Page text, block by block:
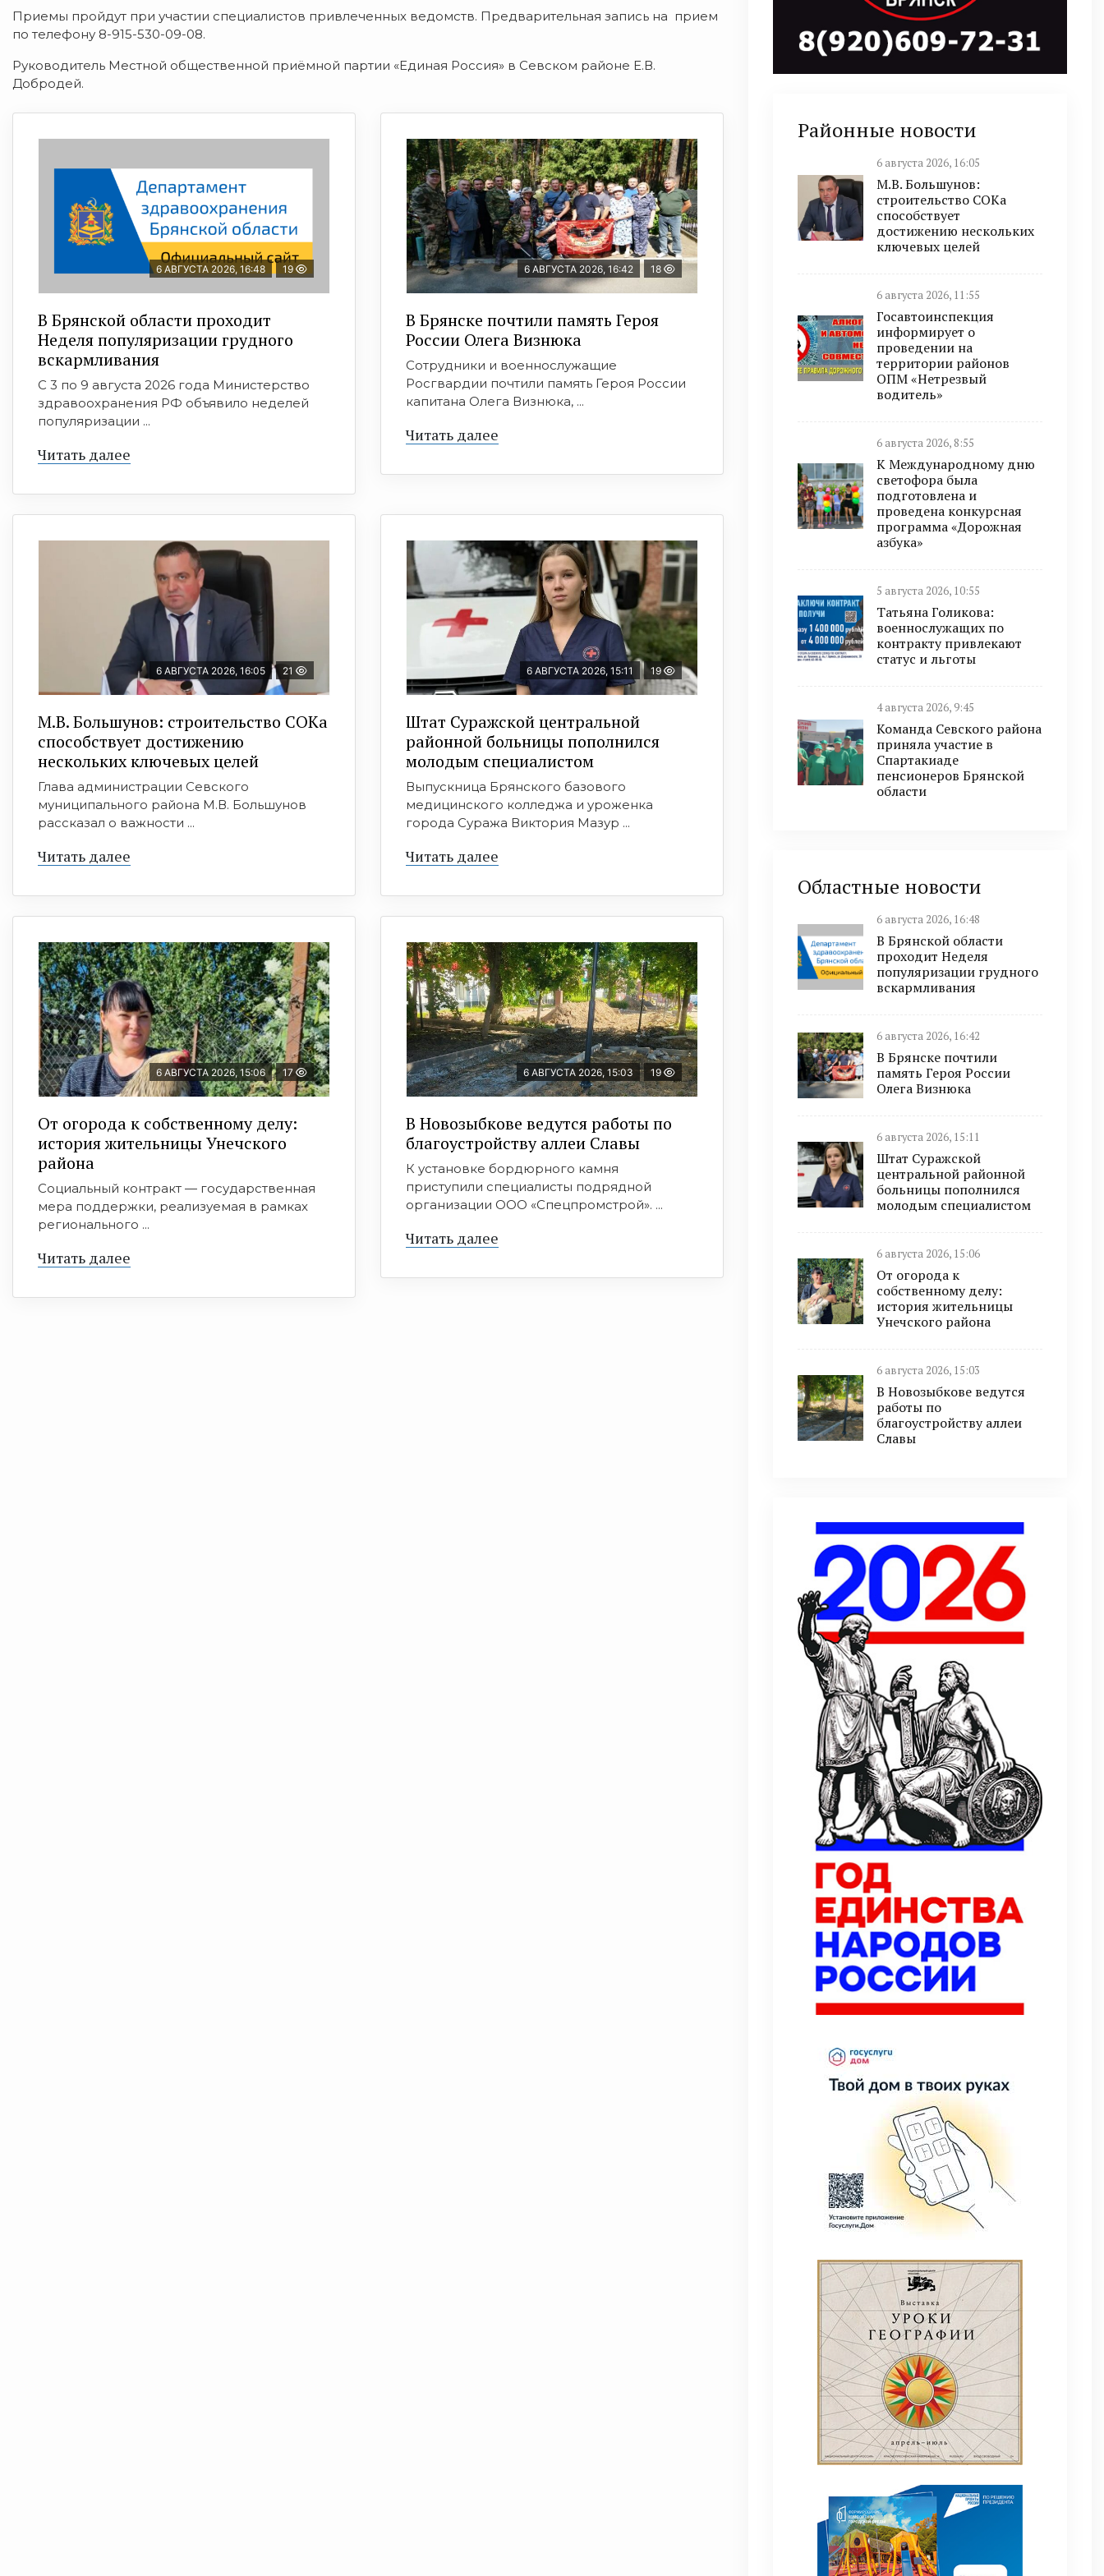
Приемы пройдут при участии специалистов привлеченных ведомств. Предварительная запись на прием
по телефону 8-915-530-09-08.
Руководитель Местной общественной приёмной партии «Единая Россия» в Севском районе Е.В.
Добродей.
6 АВГУСТА 2026, 16:48 19
В Брянской области проходит
Неделя популяризации грудного
вскармливания
С 3 по 9 августа 2026 года Министерство
здравоохранения РФ объявило неделей
популяризации ...
Читать далее
6 АВГУСТА 2026, 16:42 18
В Брянске почтили память Героя
России Олега Визнюка
Сотрудники и военнослужащие
Росгвардии почтили память Героя России
капитана Олега Визнюка, ...
Читать далее
6 АВГУСТА 2026, 16:05 21
М.В. Большунов: строительство СОКа
способствует достижению
нескольких ключевых целей
Глава администрации Севского
муниципального района М.В. Большунов
рассказал о важности ...
Читать далее
6 АВГУСТА 2026, 15:11 19
Штат Суражской центральной
районной больницы пополнился
молодым специалистом
Выпускница Брянского базового
медицинского колледжа и уроженка
города Суража Виктория Мазур ...
Читать далее
6 АВГУСТА 2026, 15:06 17
От огорода к собственному делу:
история жительницы Унечского
района
Социальный контракт — государственная
мера поддержки, реализуемая в рамках
регионального ...
Читать далее
6 АВГУСТА 2026, 15:03 19
В Новозыбкове ведутся работы по
благоустройству аллеи Славы
К установке бордюрного камня
приступили специалисты подрядной
организации ООО «Спецпромстрой». ...
Читать далее
Районные новости
6 августа 2026, 16:05
М.В. Большунов:
строительство СОКа
способствует
достижению нескольких
ключевых целей
6 августа 2026, 11:55
Госавтоинспекция
информирует о
проведении на
территории районов
ОПМ «Нетрезвый
водитель»
6 августа 2026, 8:55
К Международному дню
светофора была
подготовлена и
проведена конкурсная
программа «Дорожная
азбука»
5 августа 2026, 10:55
Татьяна Голикова:
военнослужащих по
контракту привлекают
статус и льготы
4 августа 2026, 9:45
Команда Севского района
приняла участие в
Спартакиаде
пенсионеров Брянской
области
Областные новости
6 августа 2026, 16:48
В Брянской области
проходит Неделя
популяризации грудного
вскармливания
6 августа 2026, 16:42
В Брянске почтили
память Героя России
Олега Визнюка
6 августа 2026, 15:11
Штат Суражской
центральной районной
больницы пополнился
молодым специалистом
6 августа 2026, 15:06
От огорода к
собственному делу:
история жительницы
Унечского района
6 августа 2026, 15:03
В Новозыбкове ведутся
работы по
благоустройству аллеи
Славы